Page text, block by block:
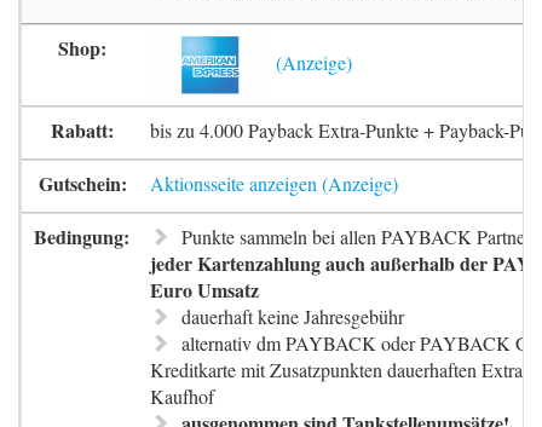
bis zu 4.000 Payback Extra-Punkte + Payback-
Aktionsseite anzeigen
Punkte sammeln bei allen PAYBACK
jeder Kartenzahlung auch außerhalb der
Euro Umsatz
dauerhaft keine Jahresgebühr
alternativ dm PAYBACK oder PAYBACK
Kreditkarte mit Zusatzpunkten dauerhaften Extra-
Kaufhof